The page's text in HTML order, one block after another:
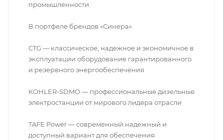
промышленности.
В портфеле брендов «Синера»
CTG — классическое, надежное и экономичное в
эксплуатации оборудование гарантированного
и резервного энергообеспечения
KOHLER-SDMO — профессиональные дизельные
электростанции от мирового лидера отрасли
TAFE Power — cовременный надежный и
доступный вариант для обеспечения